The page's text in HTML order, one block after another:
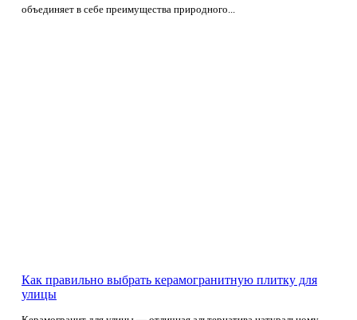
объединяет в себе преимущества природного...
Как правильно выбрать керамогранитную плитку для
улицы